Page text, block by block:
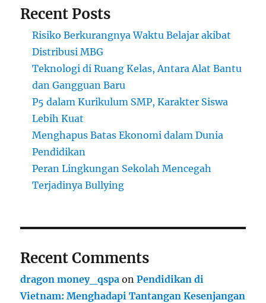
Recent Posts
Risiko Berkurangnya Waktu Belajar akibat
Distribusi MBG
Teknologi di Ruang Kelas, Antara Alat Bantu
dan Gangguan Baru
P5 dalam Kurikulum SMP, Karakter Siswa
Lebih Kuat
Menghapus Batas Ekonomi dalam Dunia
Pendidikan
Peran Lingkungan Sekolah Mencegah
Terjadinya Bullying
Recent Comments
dragon money_qspa onPendidikan di
Vietnam: Menghadapi Tantangan Kesenjangan